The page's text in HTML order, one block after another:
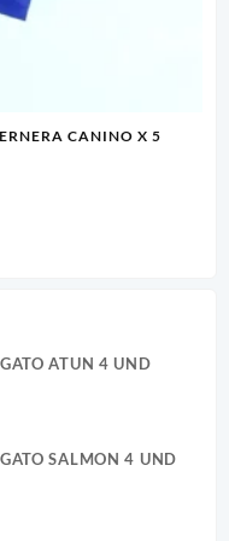
CANINO X 5
ATUN 4 UND
SALMON 4 UND